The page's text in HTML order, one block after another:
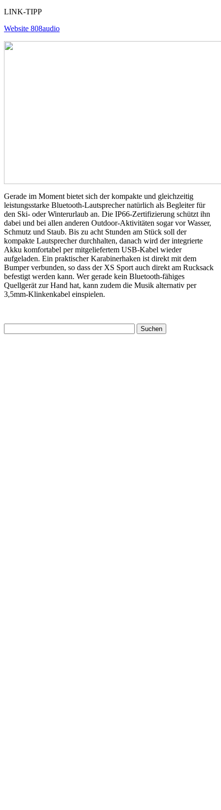
LINK-TIPP
Website 808audio
Gerade im Moment bietet sich der kompakte und gleichzeitig
leistungsstarke Bluetooth-Lautsprecher natürlich als Begleiter für
den Ski- oder Winterurlaub an. Die IP66-Zertifizierung schützt ihn
dabei und bei allen anderen Outdoor-Aktivitäten sogar vor Wasser,
Schmutz und Staub. Bis zu acht Stunden am Stück soll der
kompakte Lautsprecher durchhalten, danach wird der integrierte
Akku komfortabel per mitgeliefertem USB-Kabel wieder
aufgeladen. Ein praktischer Karabinerhaken ist direkt mit dem
Bumper verbunden, so dass der XS Sport auch direkt am Rucksack
befestigt werden kann. Wer gerade kein Bluetooth-fähiges
Quellgerät zur Hand hat, kann zudem die Musik alternativ per
3,5mm-Klinkenkabel einspielen.